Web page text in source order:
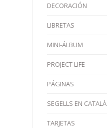
DECORACIÓN
LIBRETAS
MINI-ÁLBUM
PROJECT LIFE
PÁGINAS
SEGELLS EN CATALÀ
TARJETAS